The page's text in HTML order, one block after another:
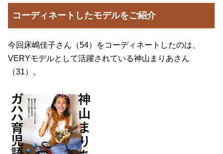
コーディネートしたモデルをご紹介
今回床嶋佳子さん（54）をコーディネートしたのは、
VERYモデルとして活躍されている神山まりあさん
（31）。